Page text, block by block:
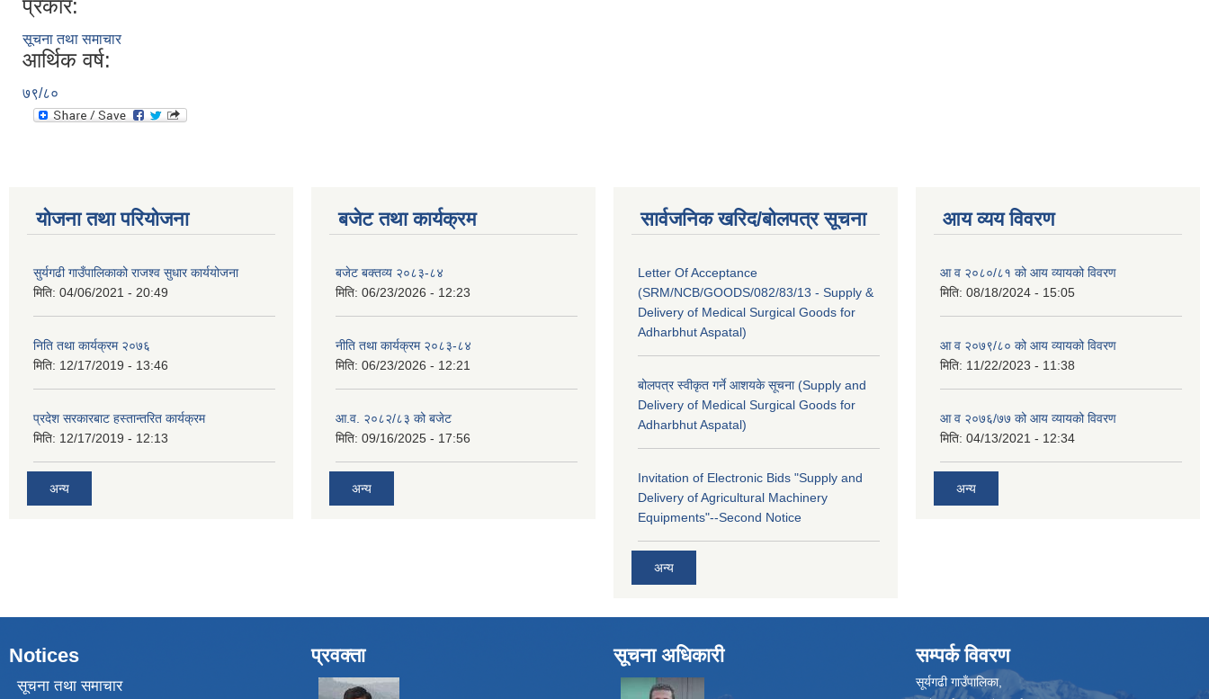
प्रकार:
सूचना तथा समाचार
आर्थिक वर्ष:
७९/८०
योजना तथा परियोजना
सुर्यगढी गाउँपालिकाको राजश्व सुधार कार्ययोजना
मिति: 04/06/2021 - 20:49
निति तथा कार्यक्रम २०७६
मिति: 12/17/2019 - 13:46
प्रदेश सरकारबाट हस्तान्तरित कार्यक्रम
मिति: 12/17/2019 - 12:13
अन्य
बजेट तथा कार्यक्रम
बजेट बक्तव्य २०८३-८४
मिति: 06/23/2026 - 12:23
नीति तथा कार्यक्रम २०८३-८४
मिति: 06/23/2026 - 12:21
आ.व. २०८२/८३ को बजेट
मिति: 09/16/2025 - 17:56
अन्य
सार्वजनिक खरिद/बोलपत्र सूचना
Letter Of Acceptance
(SRM/NCB/GOODS/082/83/13 - Supply &
Delivery of Medical Surgical Goods for
Adharbhut Aspatal)
बोलपत्र स्वीकृत गर्ने आशयके सूचना (Supply and
Delivery of Medical Surgical Goods for
Adharbhut Aspatal)
Invitation of Electronic Bids "Supply and
Delivery of Agricultural Machinery
Equipments"--Second Notice
अन्य
आय व्यय विवरण
आ व २०८०/८१ को आय व्यायको विवरण
मिति: 08/18/2024 - 15:05
आ व २०७९/८० को आय व्यायको विवरण
मिति: 11/22/2023 - 11:38
आ व २०७६/७७ को आय व्यायको विवरण
मिति: 04/13/2021 - 12:34
अन्य
Notices
सूचना तथा समाचार
प्रवक्ता सूचना अधिकारी सम्पर्क विवरण
सूर्यगढी गाउँपालिका,